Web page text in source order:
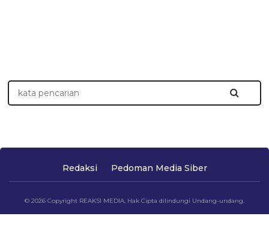
Redaksi Pedoman Media Siber
© 2026 Copyright REAKSI MEDIA, Hak Cipta dilindungi Undang-undang.